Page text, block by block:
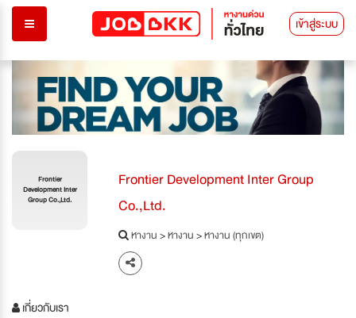
เข้าสู่ระบบ
Frontier
Development Inter
Group Co.,Ltd.
Frontier Development Inter Group
Co.,Ltd.
หางาน>หางาน>หางาน (ทุกเขต)
เกี่ยวกับเรา